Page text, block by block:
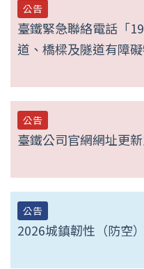
公告
臺鐵緊急聯絡電話「
道、橋樑及隧道有障
公告
臺鐵公司官網網址更
公告
2026城鎮韌性（防空